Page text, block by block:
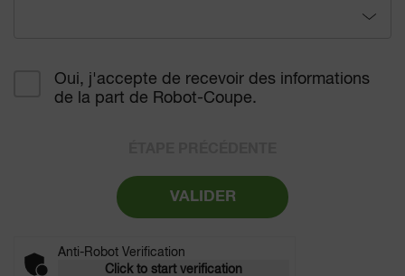
Andorre
Alaska
Oui, j'accepte de recevoir des informations
de la part de Robot-Coupe.
VALIDER
Anti-Robot Verification
Click to start verification